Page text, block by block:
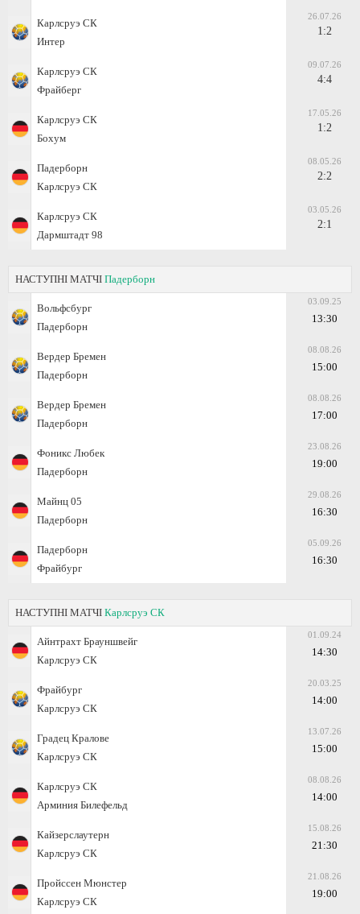
Карлсруэ СК
Интер
26.07.26
1:2
Карлсруэ СК
Фрайберг
09.07.26
4:4
Карлсруэ СК
Бохум
17.05.26
1:2
Падерборн
Карлсруэ СК
08.05.26
2:2
Карлсруэ СК
Дармштадт 98
03.05.26
2:1
НАСТУПНІ МАТЧІ Падерборн
Вольфсбург
Падерборн
03.09.25
13:30
Вердер Бремен
Падерборн
08.08.26
15:00
Вердер Бремен
Падерборн
08.08.26
17:00
Фоникс Любек
Падерборн
23.08.26
19:00
Майнц 05
Падерборн
29.08.26
16:30
Падерборн
Фрайбург
05.09.26
16:30
НАСТУПНІ МАТЧІ Карлсруэ СК
Айнтрахт Брауншвейг
Карлсруэ СК
01.09.24
14:30
Фрайбург
Карлсруэ СК
20.03.25
14:00
Градец Кралове
Карлсруэ СК
13.07.26
15:00
Карлсруэ СК
Арминия Билефельд
08.08.26
14:00
Кайзерслаутерн
Карлсруэ СК
15.08.26
21:30
Пройссен Мюнстер
Карлсруэ СК
21.08.26
19:00